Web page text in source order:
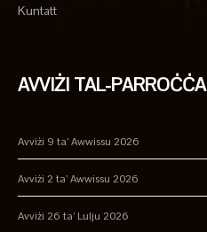
Kuntatt
AVVIŻI TAL-PARROĊĊA
Avviżi 9 ta’ Awwissu 2026
Avviżi 2 ta’ Awwissu 2026
Avviżi 26 ta’ Lulju 2026